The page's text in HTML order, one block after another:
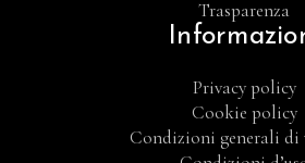
Trasparenza
Privacy policy
Cookie policy
Condizioni generali di